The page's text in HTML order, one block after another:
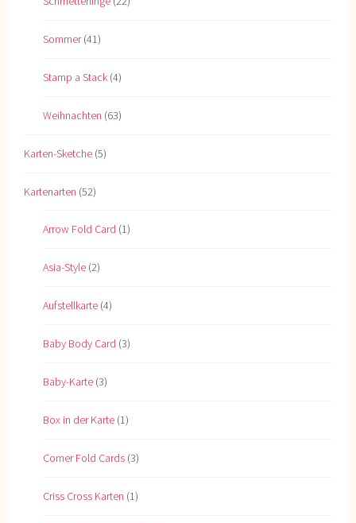
Sommer(41)
Stamp a Stack (4)
Weihnachten (63)
Karten-Sketche (5)
Kartenarten (52)
Arrow Fold Card (1)
Asia-Style (2)
Aufstellkarte (4)
Baby Body Card (3)
Baby-Karte (3)
Box in der Karte (1)
Corner Fold Cards (3)
Criss Cross Karten (1)